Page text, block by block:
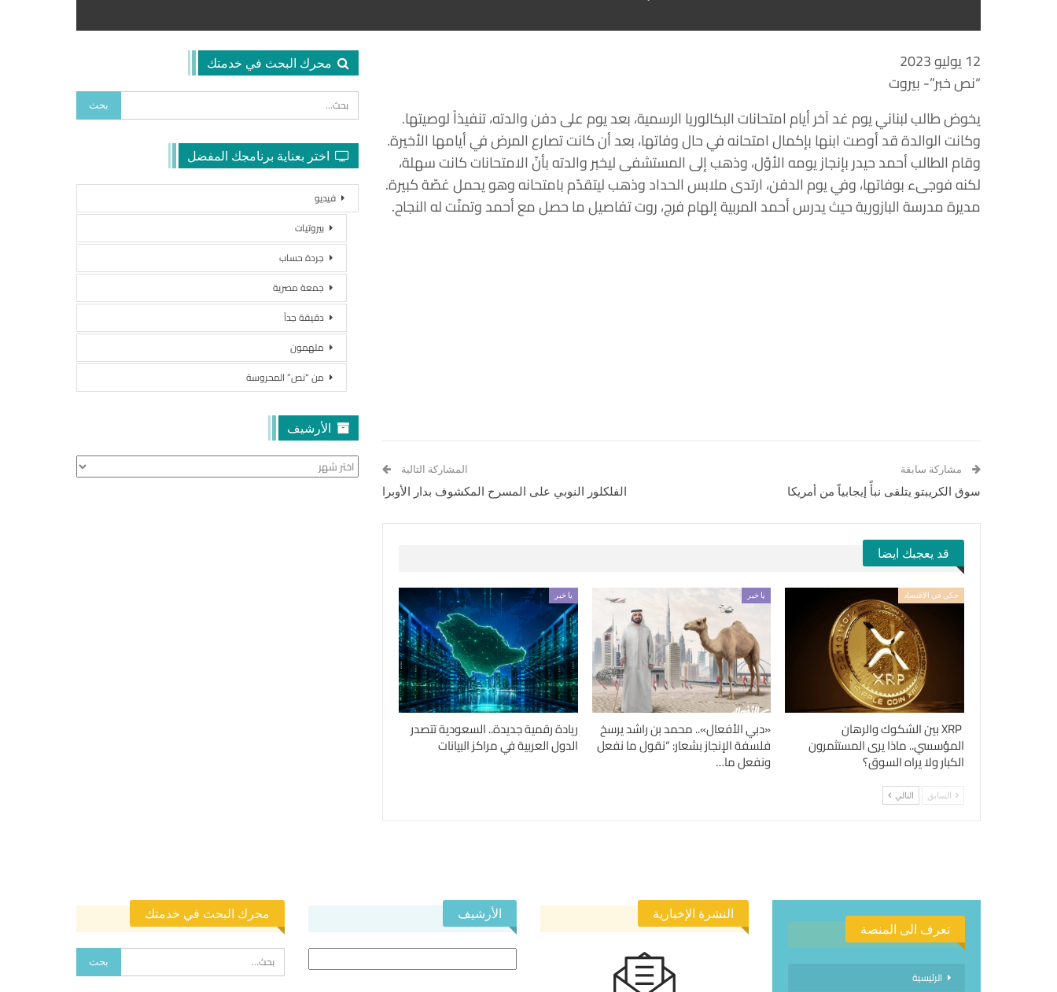
12 يوليو 2023
“نص خبر”- بيروت
يخوض طالب لبناني يوم غد آخر أيام امتحانات البكالوريا الرسمية، بعد يوم على دفن والدته، تنفيذاً لوصيتها.
وكانت الوالدة قد أوصت ابنها بإكمال امتحانه في حال وفاتها، بعد أن كانت تصارع المرض في أيامها الأخيرة.
وقام الطالب أحمد حيدر بإنجاز يومه الأوّل، وذهب إلى المستشفى ليخبر والدته بأنّ الامتحانات كانت سهلة،
لكنه فوجىء بوفاتها، وفي يوم الدفن، ارتدى ملابس الحداد وذهب ليتقدّم بامتحانه وهو يحمل غصّة كبيرة.
مديرة مدرسة البازورية حيث يدرس أحمد المربية إلهام فرج، روت تفاصيل ما حصل مع أحمد وتمنّت له النجاح.
مشاركة سابقة
سوق الكريبتو يتلقى نبأً إيجابياً من أمريكا
المشاركة التالية
الفلكلور النوبي على المسرح المكشوف بدار الأوبرا
قد يعجبك ايضا
حكي في الاقتصاد
XRP بين الشكوك والرهان
المؤسسي.. ماذا يرى المستثمرون
الكبار ولا يراه السوق؟
يا خبر
«دبي الأفعال».. محمد بن راشد يرسخ
فلسفة الإنجاز بشعار: “نقول ما نفعل
ونفعل ما…
يا خبر
ريادة رقمية جديدة.. السعودية تتصدر
الدول العربية في مراكز البيانات
السابق التالي
محرك البحث في خدمتك
اختر بعناية برنامجك المفضل
فيديو
بيروتيات
جردة حساب
جمعة مصرية
دقيقة جداً
ملهمون
من “نص” المحروسة
الأرشيف
الأرشيف
تعرف الى المنصة
الرئيسية
النشرة الإخبارية الأرشيف محرك البحث في خدمتك